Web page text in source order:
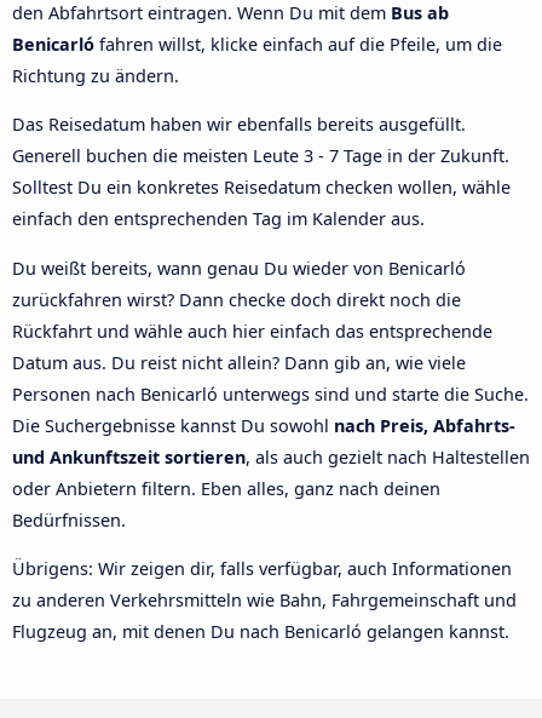
den Abfahrtsort eintragen. Wenn Du mit dem Bus ab
Benicarló fahren willst, klicke einfach auf die Pfeile, um die
Richtung zu ändern.
Das Reisedatum haben wir ebenfalls bereits ausgefüllt.
Generell buchen die meisten Leute 3 - 7 Tage in der Zukunft.
Solltest Du ein konkretes Reisedatum checken wollen, wähle
einfach den entsprechenden Tag im Kalender aus.
Du weißt bereits, wann genau Du wieder von Benicarló
zurückfahren wirst? Dann checke doch direkt noch die
Rückfahrt und wähle auch hier einfach das entsprechende
Datum aus. Du reist nicht allein? Dann gib an, wie viele
Personen nach Benicarló unterwegs sind und starte die Suche.
Die Suchergebnisse kannst Du sowohl nach Preis, Abfahrts-
und Ankunftszeit sortieren, als auch gezielt nach Haltestellen
oder Anbietern filtern. Eben alles, ganz nach deinen
Bedürfnissen.
Übrigens: Wir zeigen dir, falls verfügbar, auch Informationen
zu anderen Verkehrsmitteln wie Bahn, Fahrgemeinschaft und
Flugzeug an, mit denen Du nach Benicarló gelangen kannst.